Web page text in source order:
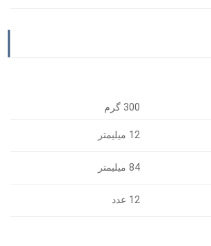
300 گرم
12 میلیمتر
84 میلیمتر
12 عدد